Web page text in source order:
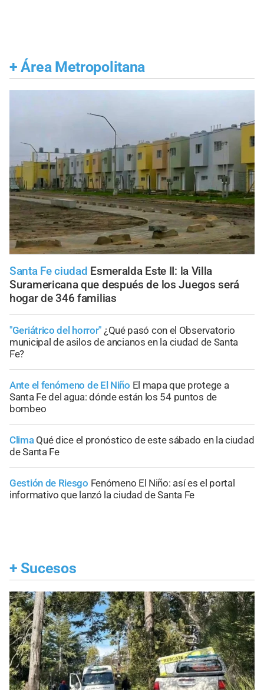
+ Área Metropolitana
Santa Fe ciudad Esmeralda Este II: la Villa
Suramericana que después de los Juegos será
hogar de 346 familias
"Geriátrico del horror" ¿Qué pasó con el Observatorio
municipal de asilos de ancianos en la ciudad de Santa
Fe?
Ante el fenómeno de El Niño El mapa que protege a
Santa Fe del agua: dónde están los 54 puntos de
bombeo
Clima Qué dice el pronóstico de este sábado en la ciudad
de Santa Fe
Gestión de Riesgo Fenómeno El Niño: así es el portal
informativo que lanzó la ciudad de Santa Fe
+ Sucesos